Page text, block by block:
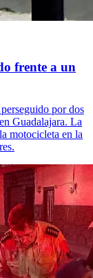
frente a un
por dos
Guadalajara. La
motocicleta en la